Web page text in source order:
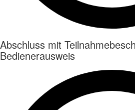
Abschluss mit
Bedienerausweis